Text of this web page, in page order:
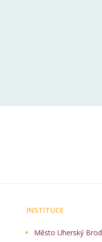
INSTITUCE
Město Uherský Brod